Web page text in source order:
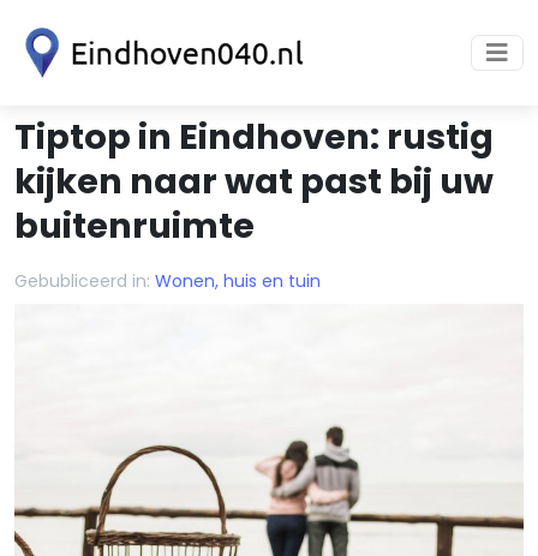
Tiptop in Eindhoven: rustig
kijken naar wat past bij uw
buitenruimte
Gebubliceerd in: Wonen, huis en tuin